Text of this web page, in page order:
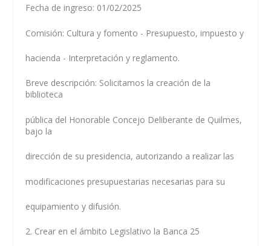
Fecha de ingreso: 01/02/2025
Comisión: Cultura y fomento - Presupuesto, impuesto y
hacienda - Interpretación y reglamento.
Breve descripción: Solicitamos la creación de la
biblioteca
pública del Honorable Concejo Deliberante de Quilmes,
bajo la
dirección de su presidencia, autorizando a realizar las
modificaciones presupuestarias necesarias para su
equipamiento y difusión.
2. Crear en el ámbito Legislativo la Banca 25